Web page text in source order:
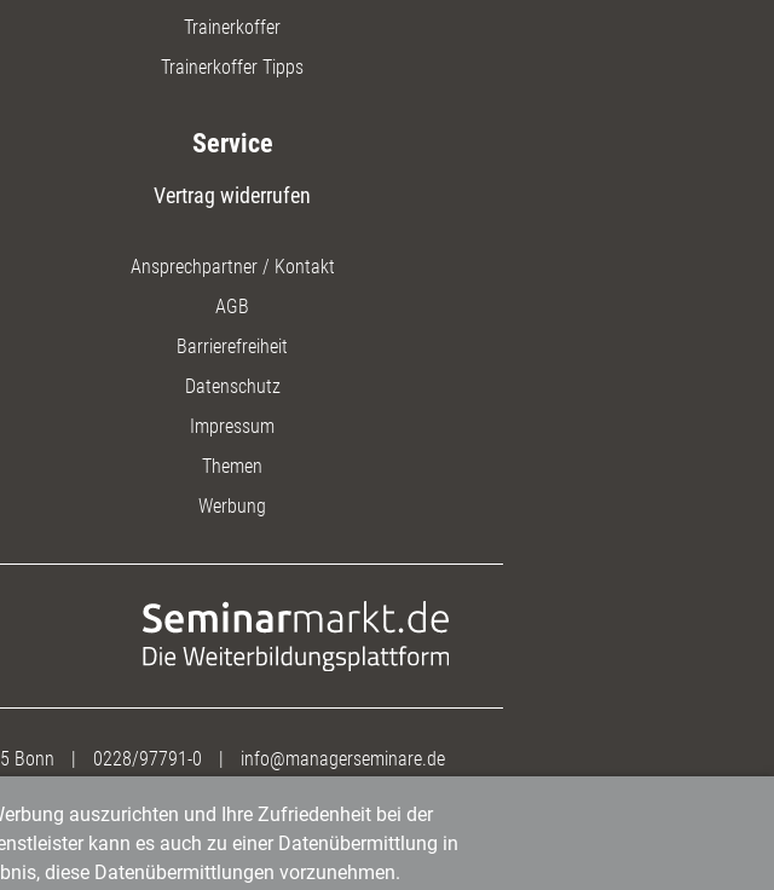
Trainerkoffer
Trainerkoffer Tipps
Service
Vertrag widerrufen
Ansprechpartner / Kontakt
AGB
Barrierefreiheit
Datenschutz
Impressum
Themen
Werbung
Bonn | 0228/97791-0 | info@managerseminare.de
auszurichten und Ihre Zufriedenheit bei der
kann es auch zu einer Datenübermittlung in
diese Datenübermittlungen vorzunehmen.